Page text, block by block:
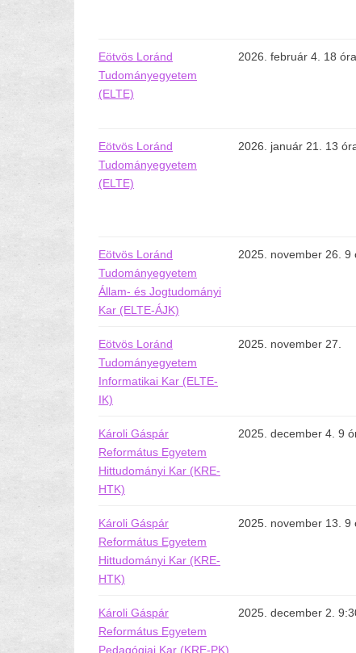
Eötvös Loránd
Tudományegyetem
(ELTE)
2026. február 4. 18 óra
Eötvös Loránd
Tudományegyetem
(ELTE)
2026. január 21. 13
Eötvös Loránd
Tudományegyetem
Állam- és Jogtudományi
Kar (ELTE-ÁJK)
2025. november 26. 9
Eötvös Loránd
Tudományegyetem
Informatikai Kar (ELTE-
IK)
2025. november 27.
Károli Gáspár
Református Egyetem
Hittudományi Kar (KRE-
HTK)
2025. december 4. 9
Károli Gáspár
Református Egyetem
Hittudományi Kar (KRE-
HTK)
2025. november 13. 9
Károli Gáspár
Református Egyetem
Pedagógiai Kar (KRE-PK)
2025. december 2.